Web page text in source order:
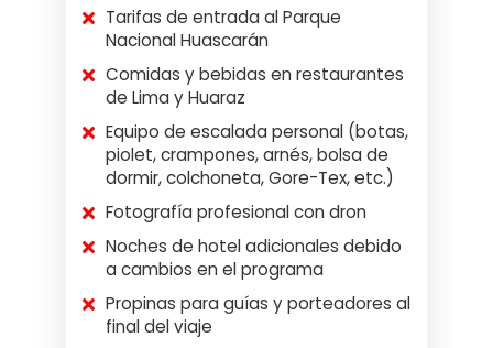
Tarifas de entrada al Parque
Nacional Huascarán
Comidas y bebidas en restaurantes
de Lima y Huaraz
Equipo de escalada personal (botas,
piolet, crampones, arnés, bolsa de
dormir, colchoneta, Gore-Tex, etc.)
Fotografía profesional con dron
Noches de hotel adicionales debido
a cambios en el programa
Propinas para guías y porteadores al
final del viaje